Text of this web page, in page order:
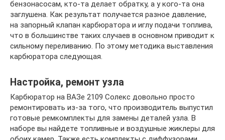
бензонасосам, кто-та делает обратку, а у кого-та она
заглушена. Как результат получается разное давление,
на запорный клапан карбюратора и иглу подачи топлива,
что в большинстве таких случаев в основном приводит к
сильному переливанию. По этому методика выставления
карбюратора следующая.
Настройка, ремонт узла
Карбюратор на ВАЗе 2109 Солекс довольно просто
ремонтировать из-за того, что производитель выпустил
готовые ремкомплекты для замены деталей узла. В
наборе вы найдете топливные и воздушные жиклеры для